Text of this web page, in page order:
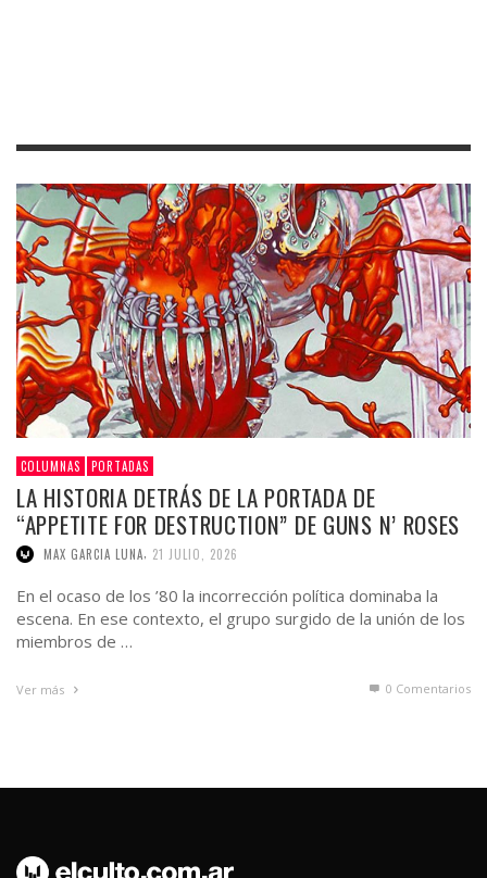
COLUMNAS PORTADAS
LA HISTORIA DETRÁS DE LA PORTADA DE
“APPETITE FOR DESTRUCTION” DE GUNS N’ ROSES
MAX GARCIA LUNA 21 JULIO, 2026
En el ocaso de los ’80 la incorrección política dominaba la
escena. En ese contexto, el grupo surgido de la unión de los
miembros de …
Ver más 0 Comentarios